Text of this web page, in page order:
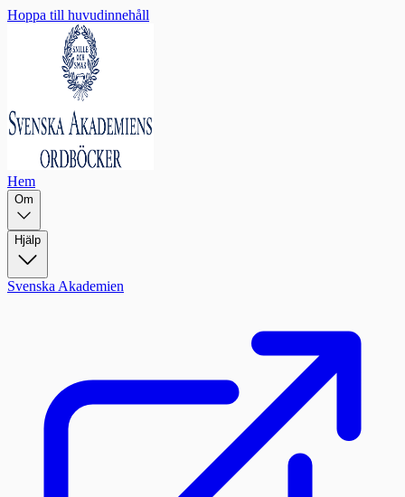
Hoppa till huvudinnehåll
Hem
Om
Hjälp
Svenska Akademien